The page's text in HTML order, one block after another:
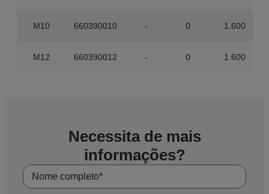
M10 660390010 - 0 1.600
M12 660390012 - 0 1.600
Necessita de mais
informações?